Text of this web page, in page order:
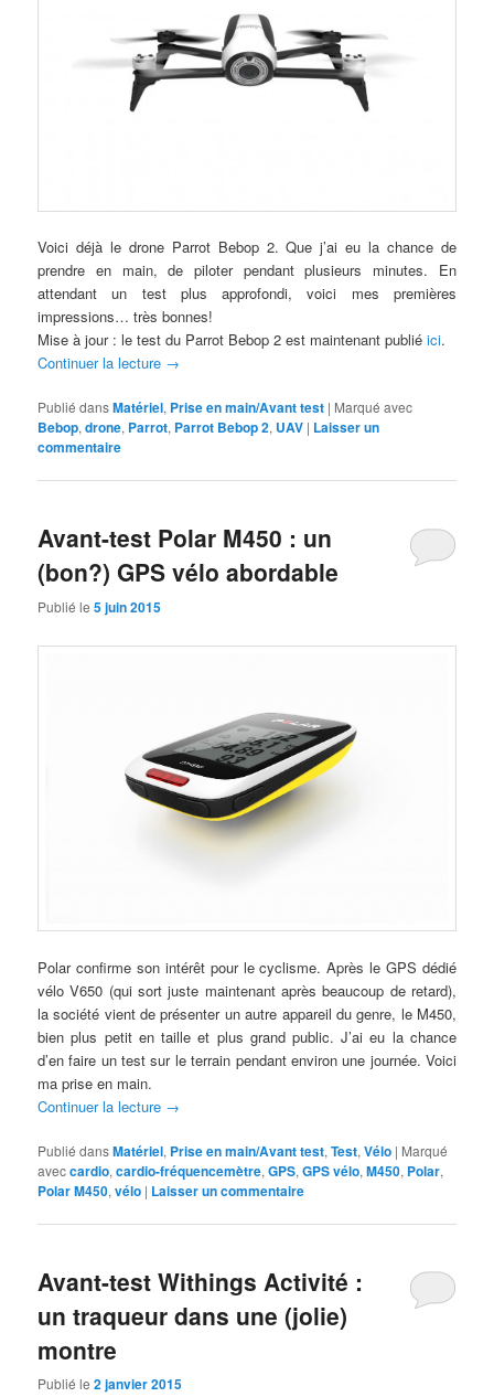
Voici déjà le drone Parrot Bebop 2. Que j’ai eu la chance de
prendre en main, de piloter pendant plusieurs minutes. En
attendant un test plus approfondi, voici mes premières
impressions… très bonnes!
Mise à jour : le test du Parrot Bebop 2 est maintenant publiéici.
Continuer la lecture →
Publié dansMatériel, Prise en main/Avant test | Marqué avec
Bebop,drone, Parrot, Parrot Bebop 2, UAV | Laisser un
commentaire
Avant-test Polar M450 : un
(bon?) GPS vélo abordable
Publié le5 juin 2015
Polar confirme son intérêt pour le cyclisme. Après le GPS dédié
vélo V650 (qui sort juste maintenant après beaucoup de retard),
la société vient de présenter un autre appareil du genre, le M450,
bien plus petit en taille et plus grand public. J’ai eu la chance
d’en faire un test sur le terrain pendant environ une journée. Voici
ma prise en main.
Continuer la lecture →
Publié dansMatériel, Prise en main/Avant test,Test,Vélo | Marqué
aveccardio,cardio-fréquencemètre,GPS,GPS vélo,M450, Polar,
Polar M450,vélo | Laisser un commentaire
Avant-test Withings Activité :
un traqueur dans une (jolie)
montre
Publié le2 janvier 2015